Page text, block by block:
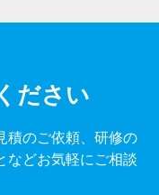
ださい
積のご依頼、研修の
などお気軽にご相談